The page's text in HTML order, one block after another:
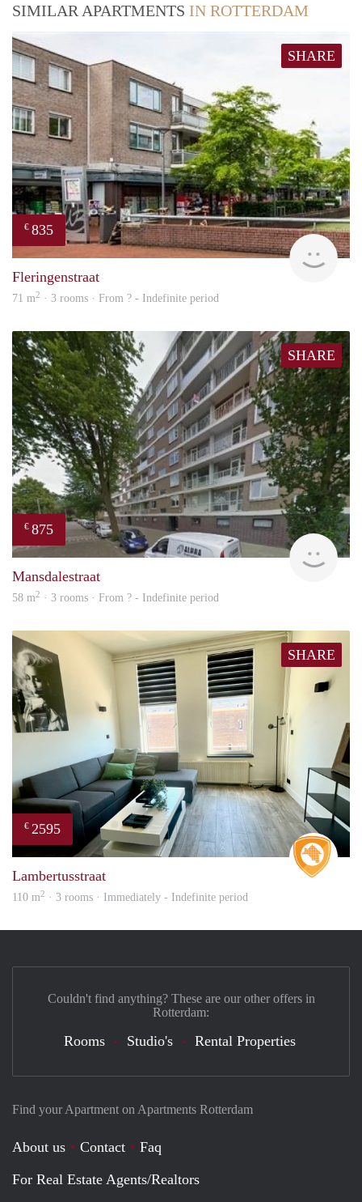
SIMILAR APARTMENTS IN ROTTERDAM
SHARE
€ 835
rent
Fleringenstraat
71 m2 · 3 rooms · From ? - Indefinite period
SHARE
€ 875
rent
Mansdalestraat
58 m2 · 3 rooms · From ? - Indefinite period
SHARE
€ 2595
Lambertusstraat
110 m2 · 3 rooms · Immediately - Indefinite period
Find your Apartment on Apartments Rotterdam
About us Contact
Faq
For Real Estate Agents/Realtors
Couldn't find anything? These are our other offers in
Rotterdam:
Rooms Studio's Rental Properties